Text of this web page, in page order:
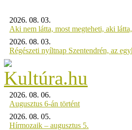
2026. 08. 03.
Aki nem látta, most megteheti, aki
2026. 08. 03.
Régészeti nyíltnap Szentendrén, az
2026. 08. 06.
Augusztus 6-án történt
2026. 08. 05.
Hírmozaik – augusztus 5.